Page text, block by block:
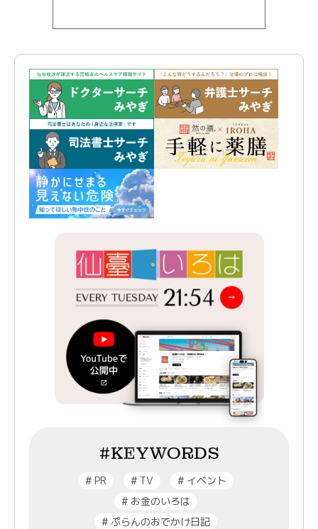
#KEYWORDS
#PR #TV #イベント
#お金のいろは
#ぷらんのおでかけ日記